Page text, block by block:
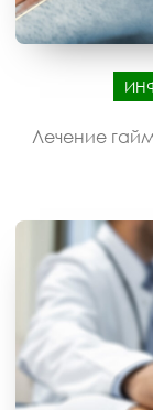
Лечение